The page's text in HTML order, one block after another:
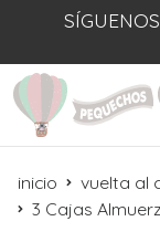
inicio vuelta al
3 Cajas